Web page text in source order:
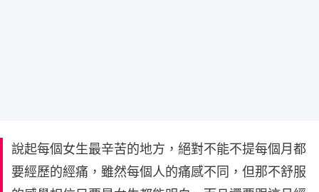
說起每個女生最辛苦的地方，絕對不能不提每個月都
要經歷的經痛，雖然每個人的痛感不同，但那不舒服